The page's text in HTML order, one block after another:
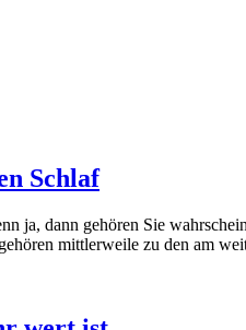
Schlaf
ja, dann gehören Sie
mittlerweile zu den am